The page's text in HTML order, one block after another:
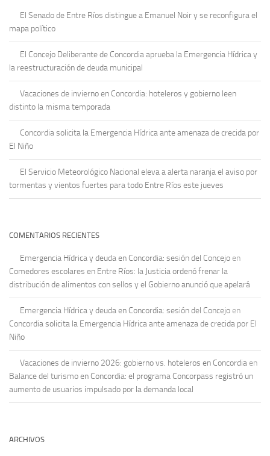
El Senado de Entre Ríos distingue a Emanuel Noir y se reconfigura el
mapa político
El Concejo Deliberante de Concordia aprueba la Emergencia Hídrica y
la reestructuración de deuda municipal
Vacaciones de invierno en Concordia: hoteleros y gobierno leen
distinto la misma temporada
Concordia solicita la Emergencia Hídrica ante amenaza de crecida por
El Niño
El Servicio Meteorológico Nacional eleva a alerta naranja el aviso por
tormentas y vientos fuertes para todo Entre Ríos este jueves
COMENTARIOS RECIENTES
Emergencia Hídrica y deuda en Concordia: sesión del Concejo en
Comedores escolares en Entre Ríos: la Justicia ordenó frenar la
distribución de alimentos con sellos y el Gobierno anunció que apelará
Emergencia Hídrica y deuda en Concordia: sesión del Concejo en
Concordia solicita la Emergencia Hídrica ante amenaza de crecida por El
Niño
Vacaciones de invierno 2026: gobierno vs. hoteleros en Concordia en
Balance del turismo en Concordia: el programa Concorpass registró un
aumento de usuarios impulsado por la demanda local
ARCHIVOS